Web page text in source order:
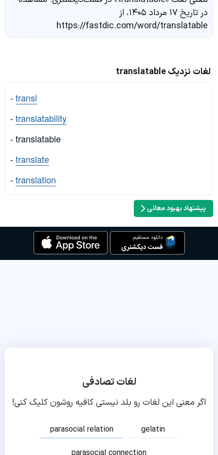
در تاریخ ۱۷ مرداد ۱۴۰۵، از
https://fastdic.com/word/translatable
لغات نزدیک translatable
-transl
-translatability
- translatable
-translate
-translation
پیشنهاد بهبود معانی
لغات تصادفی
اگر معنی این لغات رو بلد نیستی کافیه روشون کلیک کنی!
parasocial relation
gelatin